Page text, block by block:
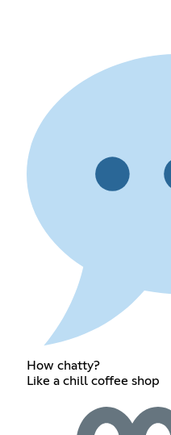
How chatty?
Like a chill coffee shop